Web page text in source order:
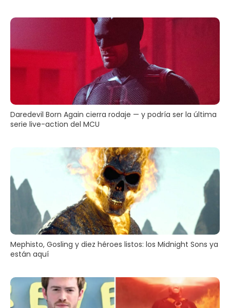
Daredevil Born Again cierra rodaje — y podría ser la última
serie live-action del MCU
Mephisto, Gosling y diez héroes listos: los Midnight Sons ya
están aquí